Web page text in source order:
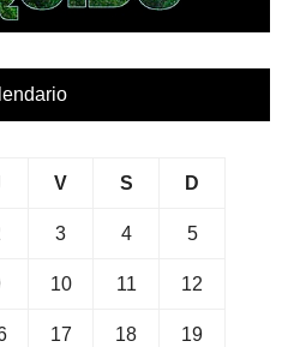
V S D
3 4 5
10 11 12
17 18 19